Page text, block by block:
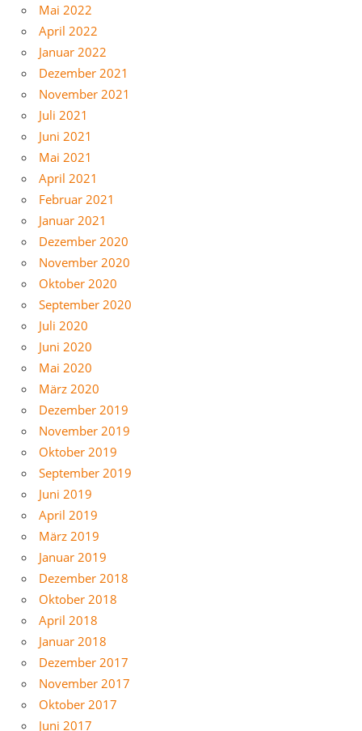
Mai 2022
April 2022
Januar 2022
Dezember 2021
November 2021
Juli 2021
Juni 2021
Mai 2021
April 2021
Februar 2021
Januar 2021
Dezember 2020
November 2020
Oktober 2020
September 2020
Juli 2020
Juni 2020
Mai 2020
März 2020
Dezember 2019
November 2019
Oktober 2019
September 2019
Juni 2019
April 2019
März 2019
Januar 2019
Dezember 2018
Oktober 2018
April 2018
Januar 2018
Dezember 2017
November 2017
Oktober 2017
Juni 2017